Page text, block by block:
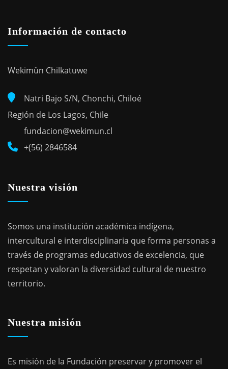
Información de contacto
Wekimün Chilkatuwe
Natri Bajo S/N, Chonchi, Chiloé
Región de Los Lagos, Chile
fundacion@wekimun.cl
+(56) 2846584
Nuestra visión
Somos una institución académica indígena,
intercultural e interdisciplinaria que forma personas a
través de programas educativos de excelencia, que
respetan y valoran la diversidad cultural de nuestro
territorio.
Nuestra misión
Es misión de la Fundación preservar y promover el